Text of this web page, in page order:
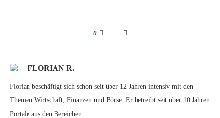
0
FLORIAN R.
Florian beschäftigt sich schon seit über 12 Jahren intensiv mit den
Themen Wirtschaft, Finanzen und Börse. Er betreibt seit über 10 Jahren
Portale aus den Bereichen.